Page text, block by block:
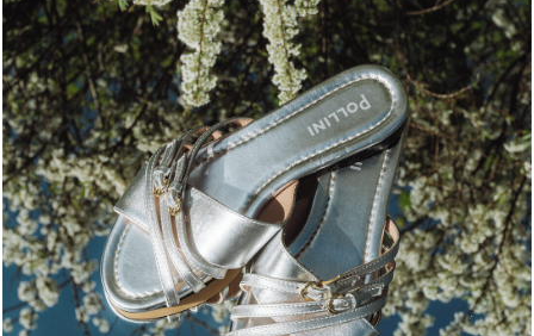
Blending sass and class, the Echos mule in silver is...